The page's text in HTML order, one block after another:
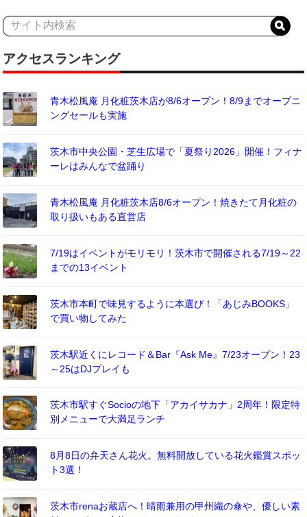
アクセスランキング
青木松風庵 月化粧茨木店が8/6オープン！8/9までオープニ
ングセールも実施
茨木市中央公園・芝生広場で「夏祭り2026」開催！フィナ
ーレはみんなで盆踊り
青木松風庵 月化粧茨木店8/6オープン！焼きたて月化粧の
取り扱いもある直営店
7/19はイベントがモリモリ！茨木市で開催される7/19～22
までの13イベント
茨木市本町で味見するように本選び！「あじみBOOKS」
で買い物してみた
茨木駅近くにレコード＆Bar『Ask Me』7/23オープン！23
～25はDJプレイも
茨木市駅すぐSocioの地下「アカイサカナ」2周年！限定特
別メニューで大満足ランチ
8月8日の弁天さん花火。無料開放している花火鑑賞スポッ
ト3選！
茨木市renaお蔵店へ！晴雨兼用の甲州織の傘や、優しい素